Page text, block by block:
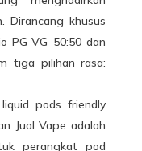
Dirancang khusus
PG-VG 50:50 dan
tiga pilihan rasa:
pods friendly
Jual Vape adalah
perangkat pod